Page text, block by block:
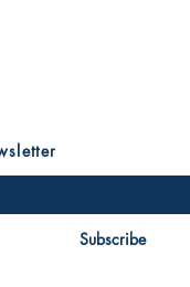
Subscribe